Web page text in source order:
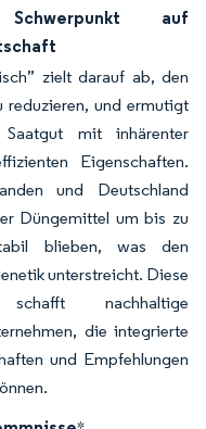
auf
zielt darauf ab, den
reduzieren, und ermutigt
mit inhärenter
Eigenschaften.
und Deutschland
Düngemittel um bis zu
blieben, was den
unterstreicht. Diese
nachhaltige
die integrierte
und Empfehlungen